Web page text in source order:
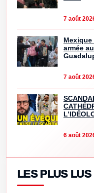
7 août
armée
7 août
6 août
LES PLUS LUS